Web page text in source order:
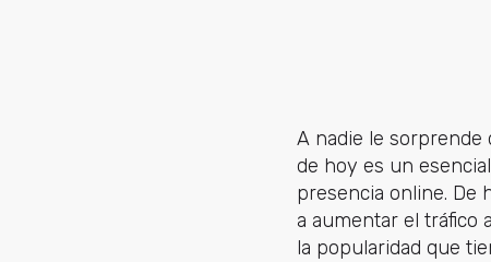
A nadie le sorprende
de hoy es un
presencia online. De
a aumentar el tráfico
la popularidad que